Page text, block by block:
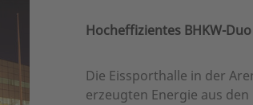
Hocheffizientes BHKW-
Die Eissporthalle in der
erzeugten Energie aus